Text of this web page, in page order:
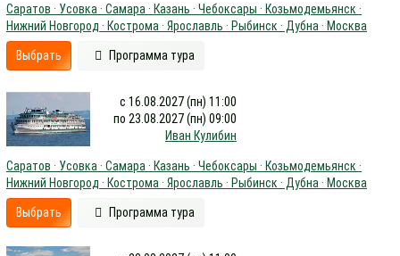
Саратов · Усовка · Самара · Казань · Чебоксары · Козьмодемьянск ·
Нижний Новгород · Кострома · Ярославль · Рыбинск · Дубна · Москва
Выбрать Программа тура
с 16.08.2027 (пн) 11:00
по 23.08.2027 (пн) 09:00
Иван Кулибин
Саратов · Усовка · Самара · Казань · Чебоксары · Козьмодемьянск ·
Нижний Новгород · Кострома · Ярославль · Рыбинск · Дубна · Москва
Выбрать Программа тура